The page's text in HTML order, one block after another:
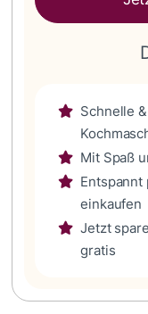
Schnelle
Mit Spaß
einkaufen
Jetzt
gratis